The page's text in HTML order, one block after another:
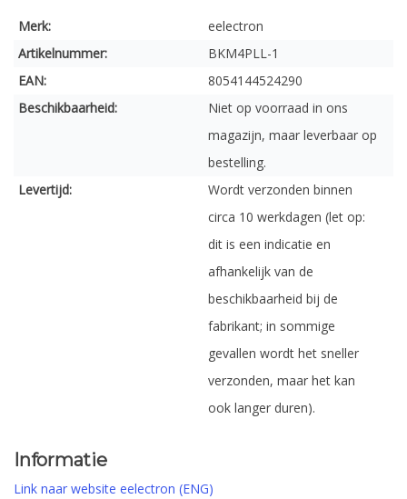
Merk:
eelectron
Artikelnummer:
BKM4PLL-1
EAN:
8054144524290
Beschikbaarheid:
Niet op voorraad in ons
magazijn, maar leverbaar op
bestelling.
Levertijd:
Wordt verzonden binnen
circa 10 werkdagen (let op:
dit is een indicatie en
afhankelijk van de
beschikbaarheid bij de
fabrikant; in sommige
gevallen wordt het sneller
verzonden, maar het kan
ook langer duren).
Informatie
Link naar website eelectron (ENG)